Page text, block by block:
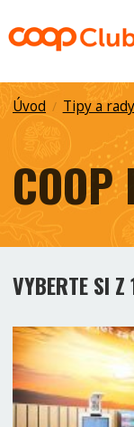
Úvod / Tipy a rady
COOP
VYBERTE SI